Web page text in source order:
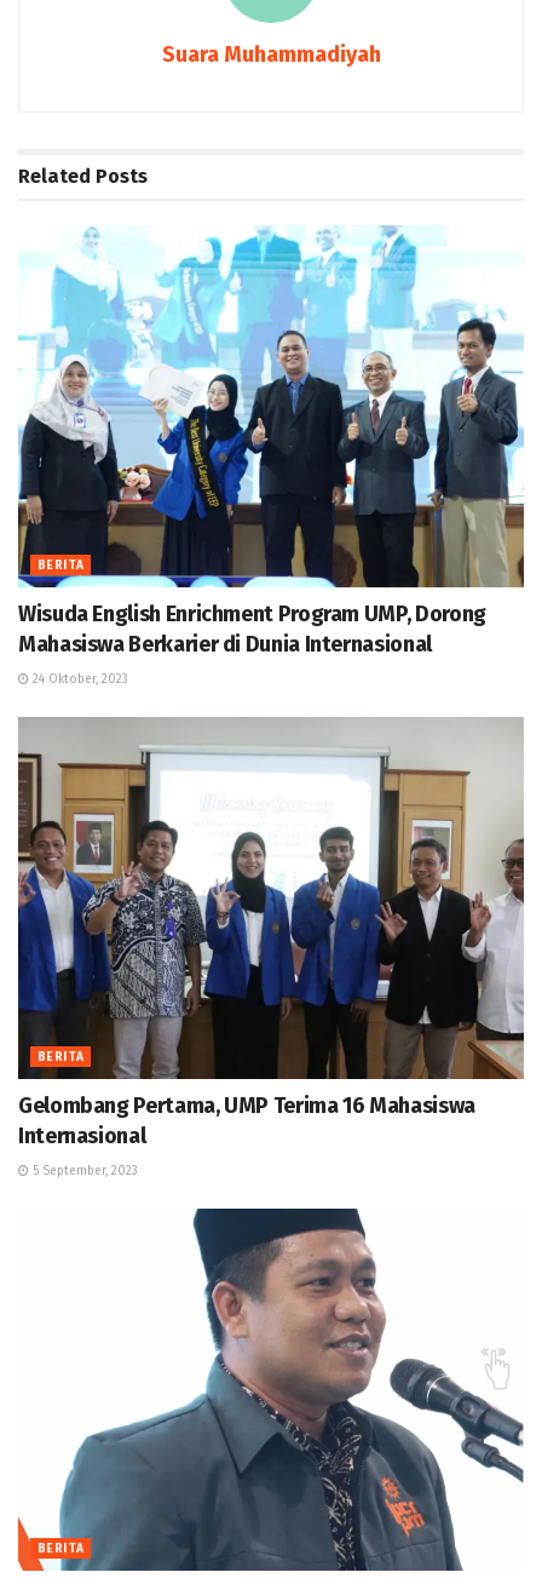
Suara Muhammadiyah
Related Posts
BERITA
Wisuda English Enrichment Program UMP, Dorong
Mahasiswa Berkarier di Dunia Internasional
24 Oktober, 2023
BERITA
Gelombang Pertama, UMP Terima 16 Mahasiswa
Internasional
5 September, 2023
BERITA